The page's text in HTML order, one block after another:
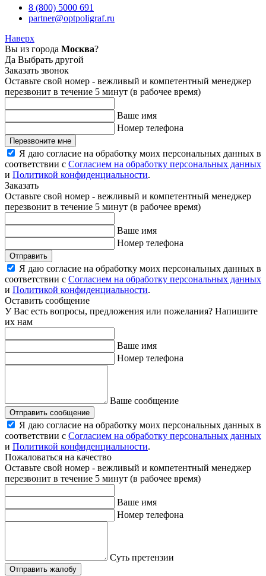
8 (800) 5000 691
partner@optpoligraf.ru
Наверх
Вы из города Москва?
Да Выбрать другой
Заказать звонок
Оставьте свой номер - вежливый и компетентный менеджер
перезвонит в течение 5 минут (в рабочее время)
Ваше имя
Номер телефона
Перезвоните мне
Я даю согласие на обработку моих персональных данных в
соответствии с Согласием на обработку персональных данных
и Политикой конфиденциальности.
Заказать
Оставьте свой номер - вежливый и компетентный менеджер
перезвонит в течение 5 минут (в рабочее время)
Ваше имя
Номер телефона
Отправить
Я даю согласие на обработку моих персональных данных в
соответствии с Согласием на обработку персональных данных
и Политикой конфиденциальности.
Оставить сообщение
У Вас есть вопросы, предложения или пожелания? Напишите
их нам
Ваше имя
Номер телефона
Ваше сообщение
Отправить сообщение
Я даю согласие на обработку моих персональных данных в
соответствии с Согласием на обработку персональных данных
и Политикой конфиденциальности.
Пожаловаться на качество
Оставьте свой номер - вежливый и компетентный менеджер
перезвонит в течение 5 минут (в рабочее время)
Ваше имя
Номер телефона
Суть претензии
Отправить жалобу